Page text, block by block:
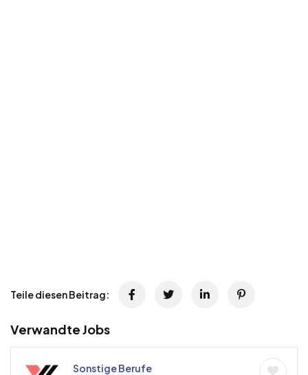
Teile diesen Beitrag:
Verwandte Jobs
Sonstige Berufe